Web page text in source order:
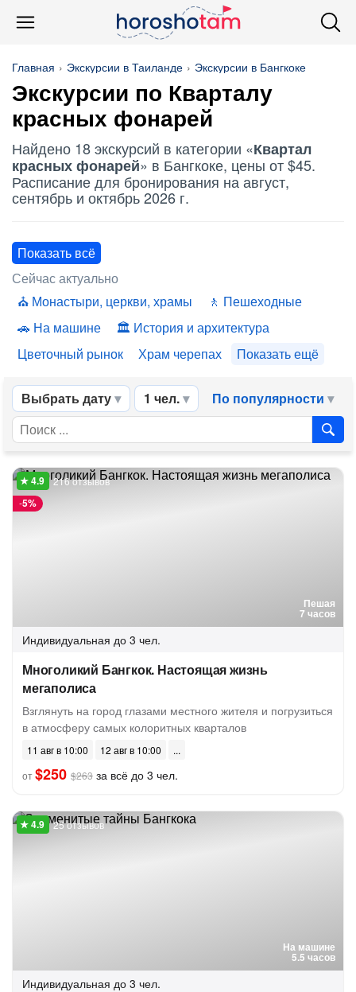
Главная Экскурсии в Таиланде Экскурсии в Бангкоке
Экскурсии по Кварталу
красных фонарей
Найдено 18 экскурсий в категории «Квартал
красных фонарей» в Бангкоке, цены от $45.
Расписание для бронирования на август,
сентябрь и октябрь 2026 г.
Показать всё
Сейчас актуально
Монастыри, церкви, храмы
Пешеходные
На машине
История и архитектура
Цветочный рынок
Храм черепах Показать ещё
Выбрать дату 1 чел. По популярности
Пешая
7 часов
-5%
216 отзывов
Индивидуальная до 3 чел.
Многоликий Бангкок. Настоящая жизнь
мегаполиса
Взглянуть на город глазами местного жителя и погрузиться
в атмосферу самых колоритных кварталов
11 авг в 10:00
12 авг в 10:00
от$250 $263 за всё до 3 чел.
На машине
5.5 часов
25 отзывов
Индивидуальная до 3 чел.